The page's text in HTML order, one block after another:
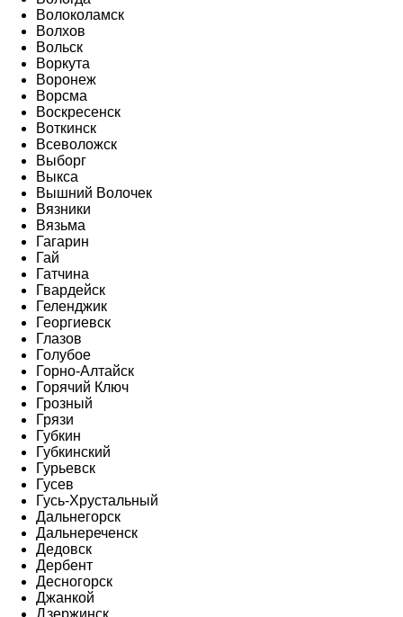
Волоколамск
Волхов
Вольск
Воркута
Воронеж
Ворсма
Воскресенск
Воткинск
Всеволожск
Выборг
Выкса
Вышний Волочек
Вязники
Вязьма
Гагарин
Гай
Гатчина
Гвардейск
Геленджик
Георгиевск
Глазов
Голубое
Горно-Алтайск
Горячий Ключ
Грозный
Грязи
Губкин
Губкинский
Гурьевск
Гусев
Гусь-Хрустальный
Дальнегорск
Дальнереченск
Дедовск
Дербент
Десногорск
Джанкой
Дзержинск